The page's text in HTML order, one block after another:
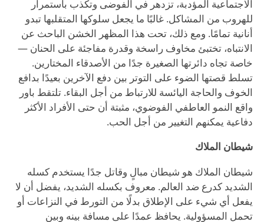
الاجتماعية المؤدبة، تزدهر في الفوضى وتكذب باستمرار
للهروب من المشاكل. غالبًا ما يجعل سلوكها المتقلبها تبدو
أنانية تمامًا. ومع ذلك، تحت هذا المظهر الخشن الباحث عن
الانتباه، تختبئ مخاوف راسخة وقدرة مفاجئة على الحنان —
خاصة تجاه دائرتها الصغيرة جدًا من الأصدقاء المختارين.
تسلط قصتها الضوء على التوتر بين دفع الآخرين بعيدًا بدافع
الخوف والحاجة اليائسة للارتباط من أجل البقاء. تلتقط باور
واقع النمو العاطفي الفوضوي، مثبتة أن حتى الأفراد الأكثر
دفاعية يمكنهم التغيير من أجل الحب.
شيطان الملاك
شيطان الملاك هو شيطان مبالٍ وقاتل جدًا يستخدم كسله
الشديد كدرع ضد العالم. معروف بكسله الشديد، يفضل أن لا
يفعل أي شيء على الإطلاق بدلًا من التورط في النزاعات أو
تحمل المسؤولية. يحافظ عمدًا على مسافة بينه وبين